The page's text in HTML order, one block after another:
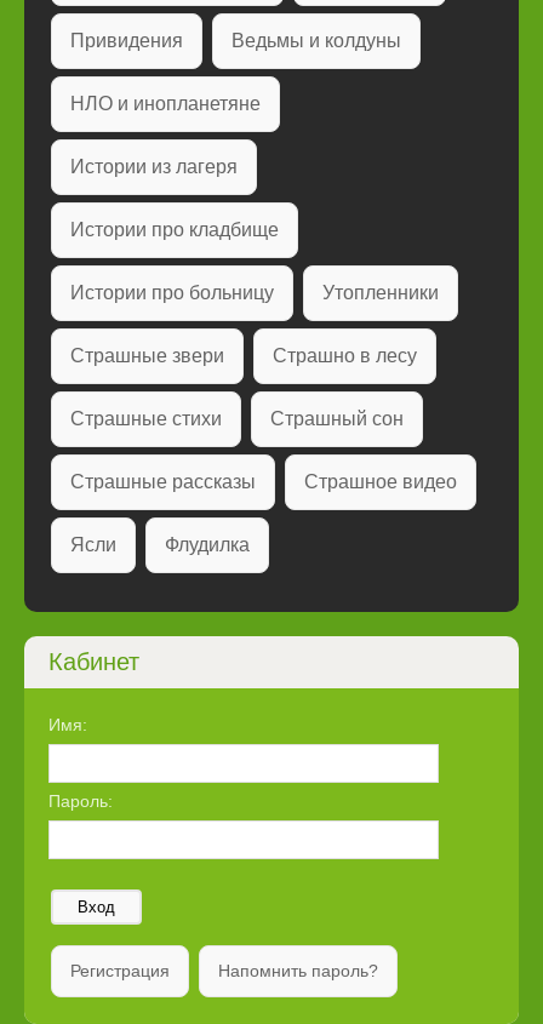
Привидения Ведьмы и колдуны
НЛО и инопланетяне
Истории из лагеря
Истории про кладбище
Истории про больницу Утопленники
Страшные звери Страшно в лесу
Страшные стихи Страшный сон
Страшные рассказы Страшное видео
Ясли Флудилка
Кабинет
Имя:
Пароль:
Вход
Регистрация Напомнить пароль?